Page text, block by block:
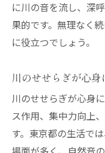
に川の音を流し、深
果的です。無理なく
に役立つでしょう。
川のせせらぎが心
川のせせらぎが心身
ス作用、集中力向上
す。東京都の生活で